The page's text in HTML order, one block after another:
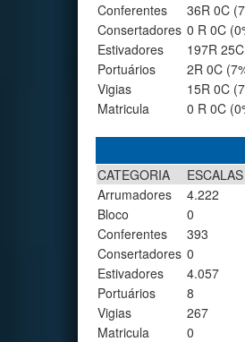
Conferentes
36R 0C
Consertadores 0 R 0C
Estivadores
197R
Portuários
2R 0C
Vigias
15R 0C
Matricula
0 R 0C
CATEGORIA
ESCALAS
Arrumadores
4.222
Bloco
0
Conferentes
393
Consertadores 0
Estivadores
4.057
Portuários
8
Vigias
267
Matricula
0